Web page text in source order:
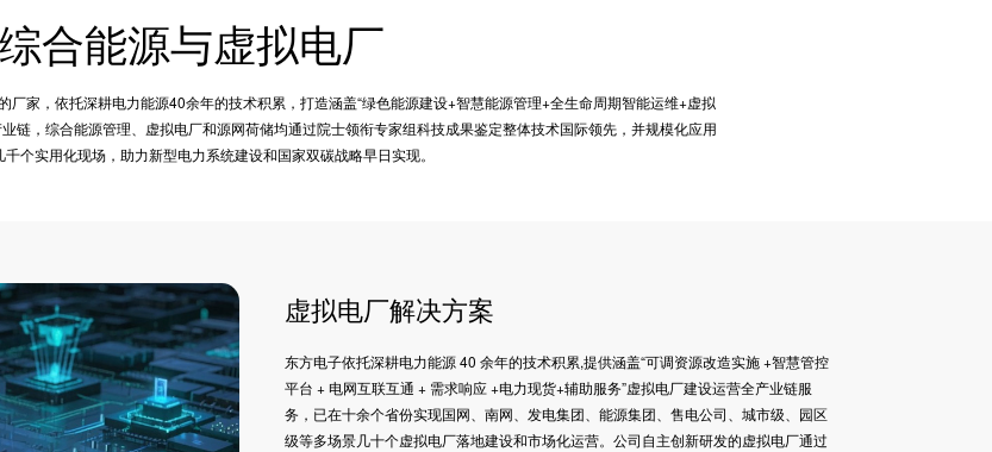
综合能源与虚拟电厂
家，依托深耕电力能源40余年的技术积累，打造涵盖“绿色能源建设+智慧能源管理+全生命周期智能运维+虚拟
链，综合能源管理、虚拟电厂和源网荷储均通过院士领衔专家组科技成果鉴定整体技术国际领先，并规模化应用
千个实用化现场，助力新型电力系统建设和国家双碳战略早日实现。
虚拟电厂解决方案
东方电子依托深耕电力能源 40 余年的技术积累,提供涵盖“可调资源改造实施 +智慧管控
平台 + 电网互联互通 + 需求响应 +电力现货+辅助服务”虚拟电厂建设运营全产业链服
务，已在十余个省份实现国网、南网、发电集团、能源集团、售电公司、城市级、园区
级等多场景几十个虚拟电厂落地建设和市场化运营。公司自主创新研发的虚拟电厂通过